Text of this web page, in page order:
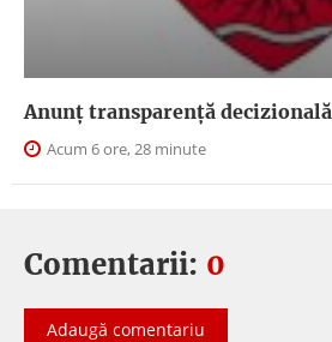
Anunţ transparenţă decizională
Acum 6 ore, 28 minute
Comentarii: 0
Adaugă comentariu